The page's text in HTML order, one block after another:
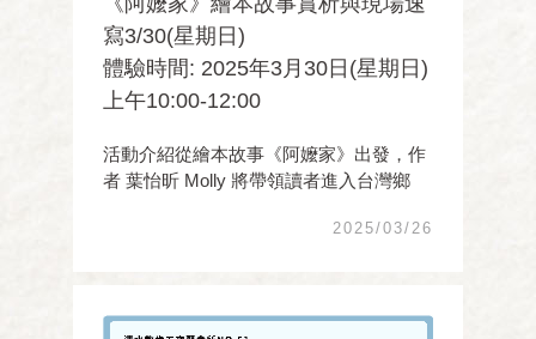
寫3/30(星期日)
體驗時間: 2025年3月30日(星期日)
上午10:00-12:00
活動介紹從繪本故事《阿嬤家》出發，作
者 葉怡昕 Molly 將帶領讀者進入台灣鄉
帶領學員走到戶外，將現實生活中的場
（共2小時）：1.《阿嬤家》繪本故事賞析
2. 速寫示 ...
2025/03/26